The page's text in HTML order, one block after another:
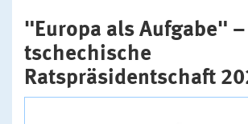
"Europa als Aufgabe"
tschechische
Ratspräsidentschaft